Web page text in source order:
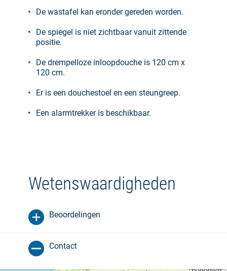
De wastafel kan eronder gereden worden.
De spiegel is niet zichtbaar vanuit zittende
positie.
De drempelloze inloopdouche is 120 cm x
120 cm.
Er is een douchestoel en een steungreep.
Een alarmtrekker is beschikbaar.
Wetenswaardigheden
Beoordelingen
Contact